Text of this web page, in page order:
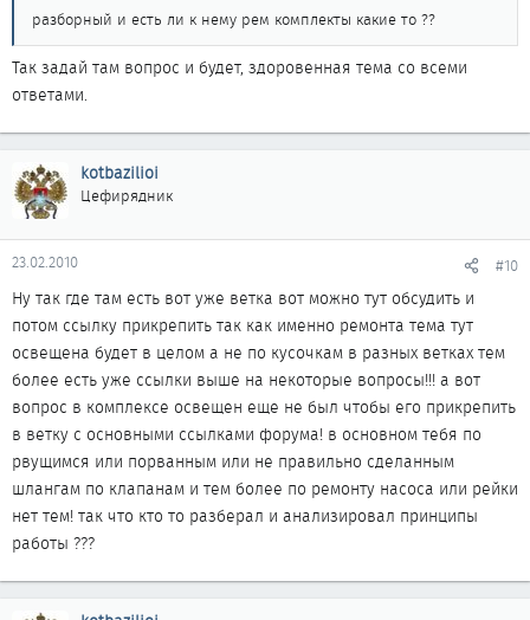
разборный и есть ли к нему рем комплекты какие то ??
Так задай там вопрос и будет, здоровенная тема со всеми
ответами.
kotbazilioi
Цефирядник
23.02.2010 #10
Ну так где там есть вот уже ветка вот можно тут обсудить и
потом ссылку прикрепить так как именно ремонта тема тут
освещена будет в целом а не по кусочкам в разных ветках тем
более есть уже ссылки выше на некоторые вопросы!!! а вот
вопрос в комплексе освещен еще не был чтобы его прикрепить
в ветку с основными ссылками форума! в основном тебя по
рвущимся или порванным или не правильно сделанным
шлангам по клапанам и тем более по ремонту насоса или рейки
нет тем! так что кто то разберал и анализировал принципы
работы ???